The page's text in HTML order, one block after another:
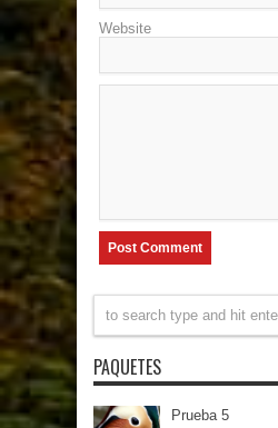
Website
PAQUETES
Prueba 5